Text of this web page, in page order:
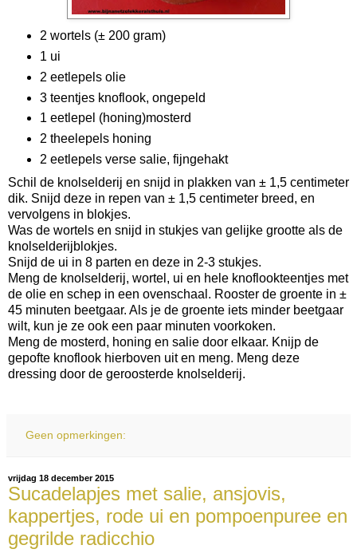
2 wortels (± 200 gram)
1 ui
2 eetlepels olie
3 teentjes knoflook, ongepeld
1 eetlepel (honing)mosterd
2 theelepels honing
2 eetlepels verse salie, fijngehakt
Schil de knolselderij en snijd in plakken van ± 1,5 centimeter
dik. Snijd deze in repen van ± 1,5 centimeter breed, en
vervolgens in blokjes.
Was de wortels en snijd in stukjes van gelijke grootte als de
knolselderijblokjes.
Snijd de ui in 8 parten en deze in 2-3 stukjes.
Meng de knolselderij, wortel, ui en hele knoflookteentjes met
de olie en schep in een ovenschaal. Rooster de groente in ±
45 minuten beetgaar. Als je de groente iets minder beetgaar
wilt, kun je ze ook een paar minuten voorkoken.
Meng de mosterd, honing en salie door elkaar. Knijp de
gepofte knoflook hierboven uit en meng. Meng deze
dressing door de geroosterde knolselderij.
Geen opmerkingen:
vrijdag 18 december 2015
Sucadelapjes met salie, ansjovis,
kappertjes, rode ui en pompoenpuree en
gegrilde radicchio